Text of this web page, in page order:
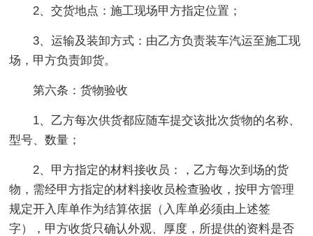
2、交货地点：施工现场甲方指定位置；
3、运输及装卸方式：由乙方负责装车汽运至施工现
场，甲方负责卸货。
第六条：货物验收
1、乙方每次供货都应随车提交该批次货物的名称、
型号、数量；
2、甲方指定的材料接收员：，乙方每次到场的货
物，需经甲方指定的材料接收员检查验收，按甲方管理
规定开入库单作为结算依据（入库单必须由上述签
字），甲方收货只确认外观、厚度，所提供的资料是否